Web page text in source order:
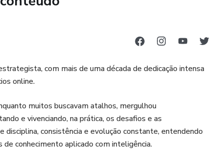
mercado.
materiais sofisticados.
empreendedores e empresas.
Hoje:
com mais de uma década de dedicação intensa
online.
muitos buscavam atalhos, mergulhou
e vivenciando, na prática, os desafios e as
consistência e evolução constante, entendendo
conhecimento aplicado com inteligência.